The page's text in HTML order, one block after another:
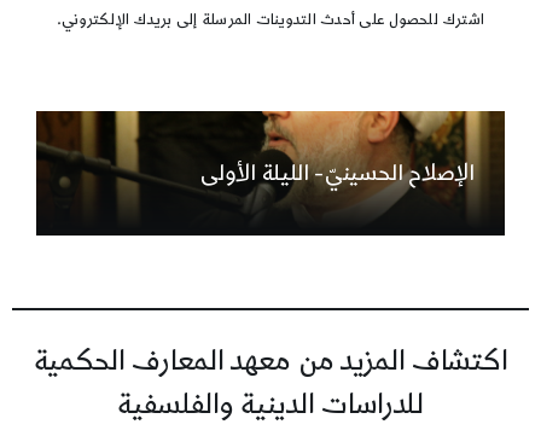
اشترك للحصول على أحدث التدوينات المرسلة إلى بريدك الإلكتروني.
الإصلاح الحسينيّ- الليلة الأولى
اكتشاف المزيد من معهد المعارف الحكمية
للدراسات الدينية والفلسفية